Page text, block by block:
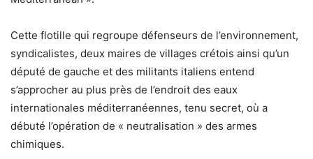
Cette flotille qui regroupe défenseurs de l’environnement,
syndicalistes, deux maires de villages crétois ainsi qu’un
député de gauche et des militants italiens entend
s’approcher au plus près de l’endroit des eaux
internationales méditerranéennes, tenu secret, où a
débuté l’opération de « neutralisation » des armes
chimiques.